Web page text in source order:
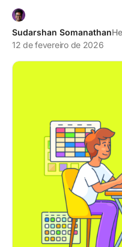
Sudarshan Somanathan
12 de fevereiro de 2026